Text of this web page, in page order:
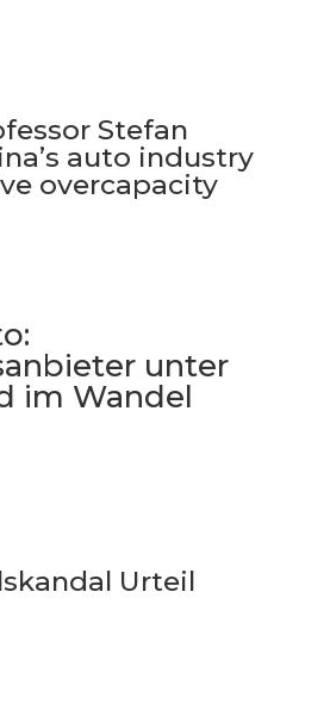
Stefan
auto industry
overcapacity
unter
im Wandel
Urteil